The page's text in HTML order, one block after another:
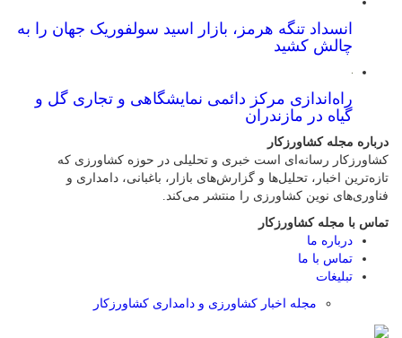
انسداد تنگه هرمز، بازار اسید سولفوریک جهان را به
چالش کشید
راه‌اندازی مرکز دائمی نمایشگاهی و تجاری گل و
گیاه در مازندران
درباره مجله کشاورزکار
کشاورزکار رسانه‌ای است خبری و تحلیلی در حوزه کشاورزی که
تازه‌ترین اخبار، تحلیل‌ها و گزارش‌های بازار، باغبانی، دامداری و
فناوری‌های نوین کشاورزی را منتشر می‌کند.
تماس با مجله کشاورزکار
درباره ما
تماس با ما
تبلیغات
مجله اخبار کشاورزی و دامداری کشاورزکار